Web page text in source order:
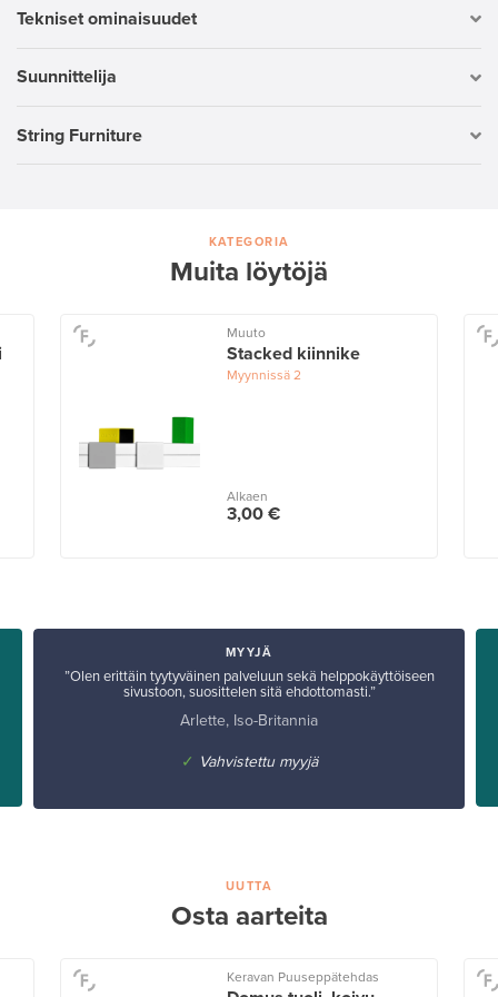
Tekniset ominaisuudet
Suunnittelija
String Furniture
KATEGORIA
Muita löytöjä
Muuto
Stacked kiinnike
Myynnissä2
Alkaen
3,00 €
MYYJÄ
”Olen erittäin tyytyväinen palveluun sekä helppokäyttöiseen
sivustoon, suosittelen sitä ehdottomasti.”
Arlette, Iso-Britannia
✓ Vahvistettu myyjä
UUTTA
Osta aarteita
Keravan Puuseppätehdas